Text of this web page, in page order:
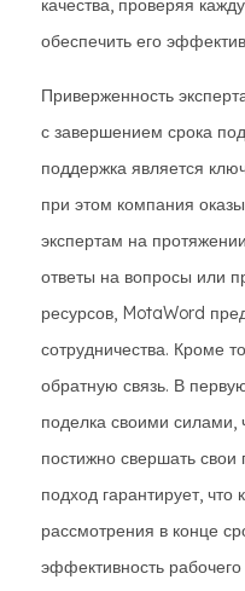
качества, проверяя
обеспечить его
Приверженность
с завершением срока
поддержка является
при этом компания
экспертам на
ответы на вопросы или
ресурсов, MotaWord
сотрудничества. Кроме
обратную связь. В
поделка своими силами,
постижно свершать
подход гарантирует, что
рассмотрения в конце
эффективность